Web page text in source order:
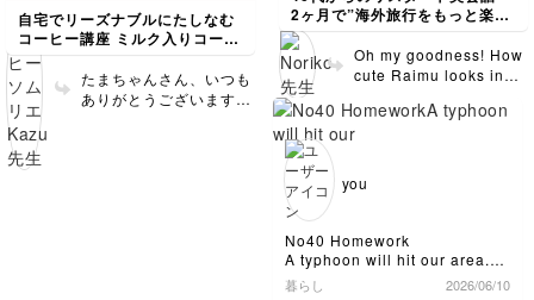
アイスカフェモカ500円
以外はオール400円！！
真剣に買うとき、どれ買うか、
悩んで、新幹線乗り過ごしちゃ
いそうなので、予習して購入し
たいと思います😁
してもいいでしょうか？
been increased
dramatically.⚽️I’m
looking forward to
their Friday match
against Sweden 🇸🇪
盛り上がっていますね！
道で、特別なんだよと伝えたか
ったんですが、伝わりますか？
サスペンスドラマでもよく使わ
れた場所で、何度か旅行で見に
行った思い出の場所です。
a picture of me with
arch bridge?のarch
bridgeは両者の目の前に
ありますよね。つまり、
のアーチかわかっている
ので、theがつきます。
brick.の文ですが、英語
ofかfromを使います。of
は材料の形や性質が変わ
っておらず、見た目で何
からできているかすぐわ
先生のアドバイス通り、氷の上
からゆっくり丁寧にコーヒーを
注いで、綺麗な2層になるよう
にしてみました。なかなか難し
かったです……💦
でも、少しずつ2層になってい
く様子を見るのが楽しかったで
す☕️
自宅でリーズナブルにたしなむ
コーヒー講座 ミルク入りコーヒ
ー編
たまちゃんさん、いつも
ありがとうございます✨
3. But it didn't rain hard. I
feel blue when I hear
typhoon forecasts. Because I
must take a walk in the rain
for my dog.
お手隙の時間にチェックをお願
いします。
a band of heavy rain 線状降水
帯
keep an eye on こまめに確認
（目を離さないで）など、難し
く考えず知っている単語を使っ
ていけばいいんだと改めて感じ
ました。雨でも台風でもおトイ
レ外派の私の娘🐶の為にお散歩
2ヶ月で”海外旅行をもっと楽し
める私"になる〜
Oh my goodness! How
cute Raimu looks in
騙されました笑。編集だ
ったのですね🤭 昨日の
ついて話していた時、思
い出してしまいました🐶
はい、とにかくシンプル
な単語でいいので実際に
you
No40 Homework
A typhoon will hit our area.
It's pouring rain during my
暮らし 2026/06/10